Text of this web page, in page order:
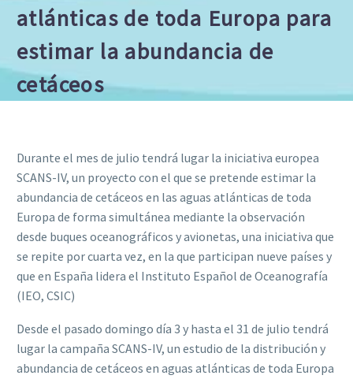
atlánticas de toda Europa para
estimar la abundancia de
cetáceos
Durante el mes de julio tendrá lugar la iniciativa europea
SCANS-IV, un proyecto con el que se pretende estimar la
abundancia de cetáceos en las aguas atlánticas de toda
Europa de forma simultánea mediante la observación
desde buques oceanográficos y avionetas, una iniciativa que
se repite por cuarta vez, en la que participan nueve países y
que en España lidera el Instituto Español de Oceanografía
(IEO, CSIC)
Desde el pasado domingo día 3 y hasta el 31 de julio tendrá
lugar la campaña SCANS-IV, un estudio de la distribución y
abundancia de cetáceos en aguas atlánticas de toda Europa